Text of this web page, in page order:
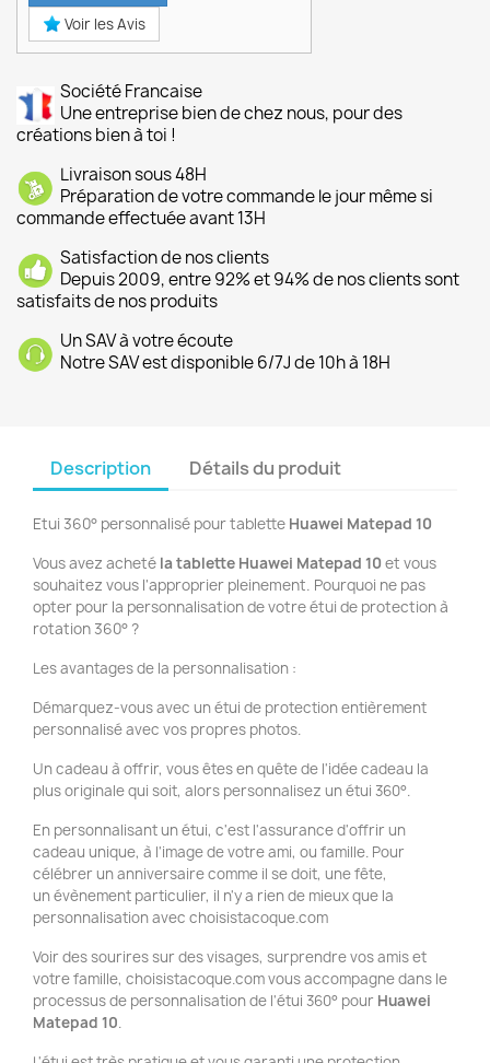
Voir les Avis
Société Francaise
Une entreprise bien de chez nous, pour des
créations bien à toi !
Livraison sous 48H
Préparation de votre commande le jour même si
commande effectuée avant 13H
Satisfaction de nos clients
Depuis 2009, entre 92% et 94% de nos clients sont
satisfaits de nos produits
Un SAV à votre écoute
Notre SAV est disponible 6/7J de 10h à 18H
Description Détails du produit
Etui 360° personnalisé pour tablette Huawei Matepad 10
Vous avez acheté la tablette Huawei Matepad 10 et vous
souhaitez vous l'approprier pleinement. Pourquoi ne pas
opter pour la personnalisation de votre étui de protection à
rotation 360° ?
Les avantages de la personnalisation :
Démarquez-vous avec un étui de protection entièrement
personnalisé avec vos propres photos.
Un cadeau à offrir, vous êtes en quête de l'idée cadeau la
plus originale qui soit, alors personnalisez un étui 360°.
En personnalisant un étui, c'est l'assurance d'offrir un
cadeau unique, à l'image de votre ami, ou famille. Pour
célébrer un anniversaire comme il se doit, une fête,
un évènement particulier, il n'y a rien de mieux que la
personnalisation avec choisistacoque.com
Voir des sourires sur des visages, surprendre vos amis et
votre famille, choisistacoque.com vous accompagne dans le
processus de personnalisation de l'étui 360° pour Huawei
Matepad 10.